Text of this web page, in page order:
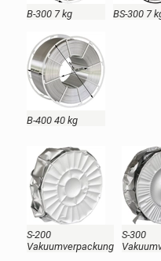
B-300 7 kg BS-300 7
B-400 40 kg
S-200
Vakuumverpackung
S-300